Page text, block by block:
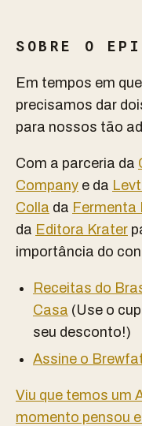
SOBRE O
Em tempos em
precisamos dar
para nossos tão
Com a parceria da
Company e da
Colla da Fermenta
da Editora Krater
importância do
Receitas do
Casa (Use o
seu desconto!)
Assine o
Viu que temos um
momento pensou